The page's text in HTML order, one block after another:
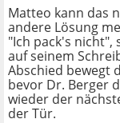
Matteo kann das
andere Lösung
"Ich pack's nicht",
auf seinem
Abschied bewegt
bevor Dr. Berger
wieder der
der Tür.